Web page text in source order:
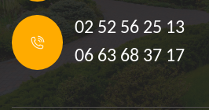
02 52 56 25 13
06 63 68 37 17